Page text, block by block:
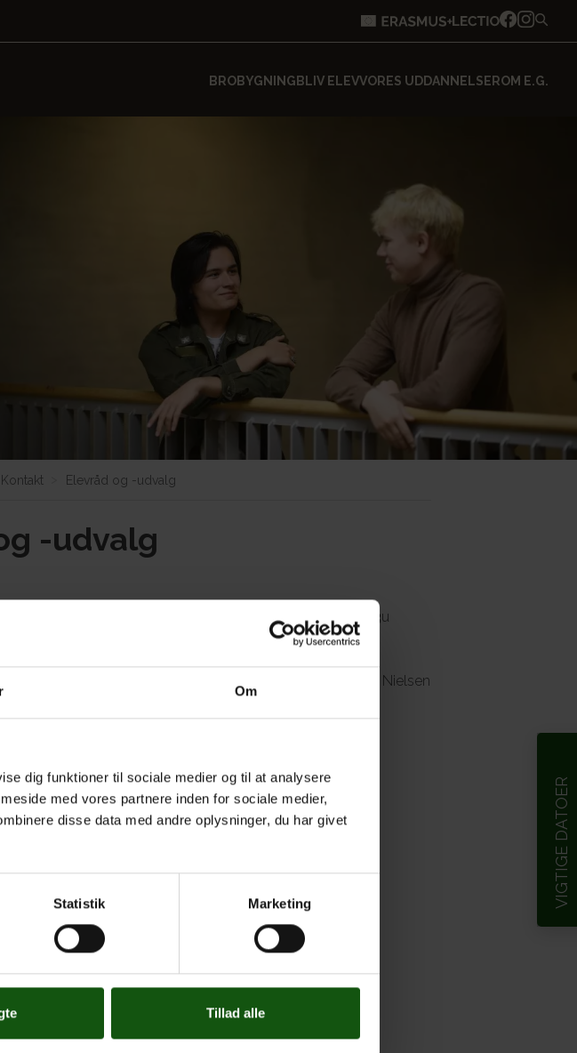
Om
dig funktioner til sociale medier og til at analysere
med vores partnere inden for sociale medier,
disse data med andre oplysninger, du har givet
Statistik Marketing
Tillad alle
BROBYGNING BLIV ELEVVORES UDDANNELSEROM E.G.
VIGTIGE DATOER
Kontakt Elevråd og -udvalg
-udvalg
til Danske Gymnasieelevers Sammenslutning (DGS): Julie 3u
William Angus Bowler Nielsen